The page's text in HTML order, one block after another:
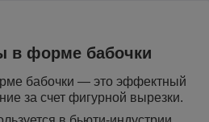
в форме бабочки
бабочки — это эффектный
за счет фигурной вырезки.